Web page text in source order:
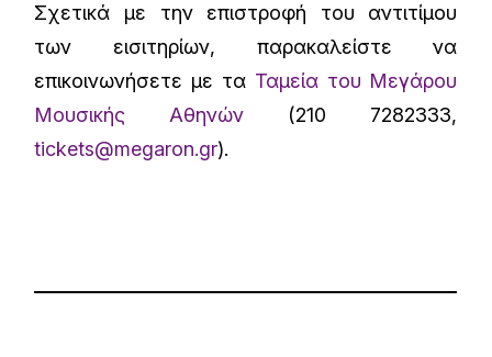
Σχετικά με την επιστροφή του αντιτίμου
των εισιτηρίων, παρακαλείστε να
επικοινωνήσετε με τα Ταμεία του Μεγάρου
Μουσικής Αθηνών (210 7282333,
tickets@megaron.gr).